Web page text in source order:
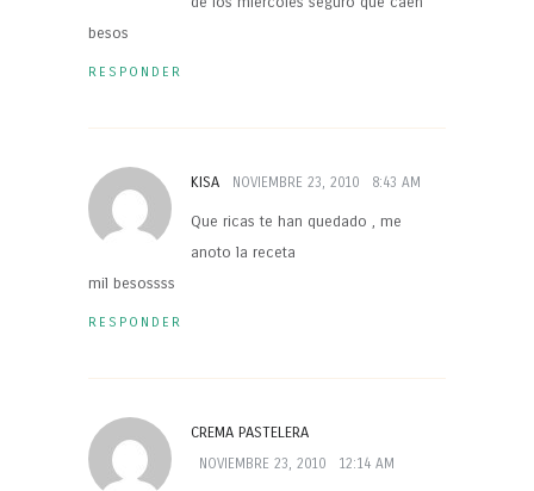
besos
RESPONDER
KISA NOVIEMBRE 23, 2010 8:43 AM
Que ricas te han quedado , me
anoto la receta
mil besossss
RESPONDER
CREMA PASTELERA
NOVIEMBRE 23, 2010 12:14 AM